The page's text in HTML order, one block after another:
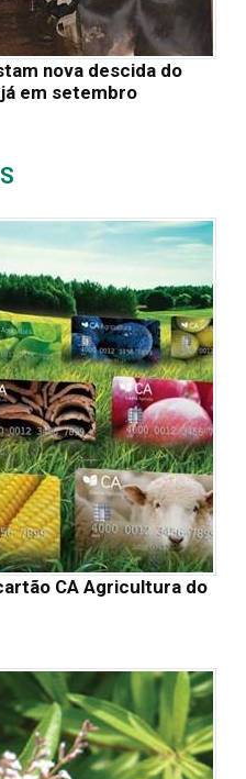
nova descida do
em setembro
CA Agricultura do